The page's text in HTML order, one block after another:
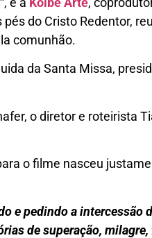
do Cristo Redentor,
comunhão.
da Santa Missa,
o diretor e roteirista
o filme nasceu
e pedindo a
de superação,